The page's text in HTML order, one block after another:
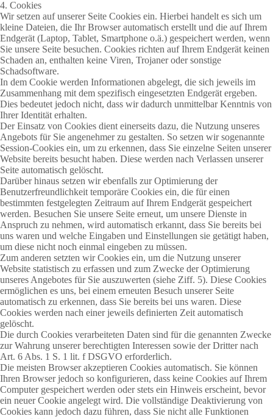
4. Cookies
Wir setzen auf unserer Seite Cookies ein. Hierbei handelt es sich um
kleine Dateien, die Ihr Browser automatisch erstellt und die auf Ihrem
Endgerät (Laptop, Tablet, Smartphone o.ä.) gespeichert werden, wenn
Sie unsere Seite besuchen. Cookies richten auf Ihrem Endgerät keinen
Schaden an, enthalten keine Viren, Trojaner oder sonstige
Schadsoftware.
In dem Cookie werden Informationen abgelegt, die sich jeweils im
Zusammenhang mit dem spezifisch eingesetzten Endgerät ergeben.
Dies bedeutet jedoch nicht, dass wir dadurch unmittelbar Kenntnis von
Ihrer Identität erhalten.
Der Einsatz von Cookies dient einerseits dazu, die Nutzung unseres
Angebots für Sie angenehmer zu gestalten. So setzen wir sogenannte
Session-Cookies ein, um zu erkennen, dass Sie einzelne Seiten unserer
Website bereits besucht haben. Diese werden nach Verlassen unserer
Seite automatisch gelöscht.
Darüber hinaus setzen wir ebenfalls zur Optimierung der
Benutzerfreundlichkeit temporäre Cookies ein, die für einen
bestimmten festgelegten Zeitraum auf Ihrem Endgerät gespeichert
werden. Besuchen Sie unsere Seite erneut, um unsere Dienste in
Anspruch zu nehmen, wird automatisch erkannt, dass Sie bereits bei
uns waren und welche Eingaben und Einstellungen sie getätigt haben,
um diese nicht noch einmal eingeben zu müssen.
Zum anderen setzten wir Cookies ein, um die Nutzung unserer
Website statistisch zu erfassen und zum Zwecke der Optimierung
unseres Angebotes für Sie auszuwerten (siehe Ziff. 5). Diese Cookies
ermöglichen es uns, bei einem erneuten Besuch unserer Seite
automatisch zu erkennen, dass Sie bereits bei uns waren. Diese
Cookies werden nach einer jeweils definierten Zeit automatisch
gelöscht.
Die durch Cookies verarbeiteten Daten sind für die genannten Zwecke
zur Wahrung unserer berechtigten Interessen sowie der Dritter nach
Art. 6 Abs. 1 S. 1 lit. f DSGVO erforderlich.
Die meisten Browser akzeptieren Cookies automatisch. Sie können
Ihren Browser jedoch so konfigurieren, dass keine Cookies auf Ihrem
Computer gespeichert werden oder stets ein Hinweis erscheint, bevor
ein neuer Cookie angelegt wird. Die vollständige Deaktivierung von
Cookies kann jedoch dazu führen, dass Sie nicht alle Funktionen